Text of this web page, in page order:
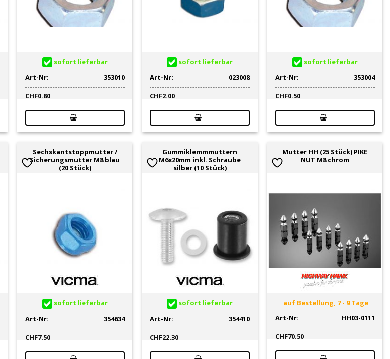
sofort lieferbar
Art-Nr:
353010
CHF0.80
sofort lieferbar
Art-Nr:
023008
CHF2.00
sofort lieferbar
Art-Nr:
353004
CHF0.50
Sechskantstoppmutter /
Sicherungsmutter M8 blau
(20 Stück)
sofort lieferbar
Art-Nr:
354634
CHF7.50
Gummiklemmmuttern
M6x20mm inkl. Schraube
silber (10 Stück)
sofort lieferbar
Art-Nr:
354410
CHF22.30
Mutter HH (25 Stück) PIKE
NUT M8 chrom
auf Bestellung, 7 - 9 Tage
Art-Nr:
HH03-0111
CHF70.50